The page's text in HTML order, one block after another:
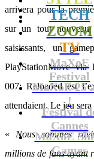
TECH
ZOOM
TV
MaXoE
Festival
MaXoE 25
!
Festival
Cannes
MaXoE
Games
arrivera pour la
sur un tout nouveau
saisissants, un
PlayStationMove via
007: Reloaded est
attendaient. Le jeu
« Nous sommes
millions de fans ayant